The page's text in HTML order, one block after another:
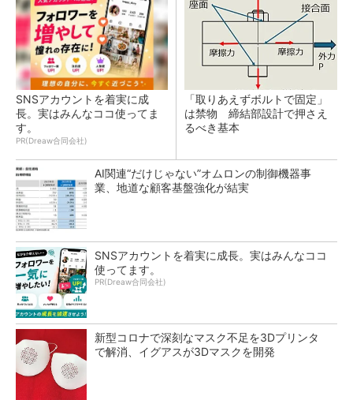
SNSアカウントを着実に成
長。実はみんなココ使ってま
す。
PR(Dreaw合同会社)
「取りあえずボルトで固定」
は禁物 締結部設計で押さえ
るべき基本
AI関連“だけじゃない”オムロンの制御機器事
業、地道な顧客基盤強化が結実
SNSアカウントを着実に成長。実はみんなココ
使ってます。
PR(Dreaw合同会社)
新型コロナで深刻なマスク不足を3Dプリンタ
で解消、イグアスが3Dマスクを開発